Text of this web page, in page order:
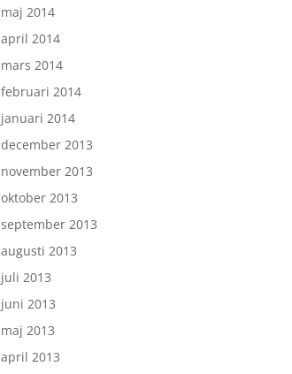
maj 2014
april 2014
mars 2014
februari 2014
januari 2014
december 2013
november 2013
oktober 2013
september 2013
augusti 2013
juli 2013
juni 2013
maj 2013
april 2013